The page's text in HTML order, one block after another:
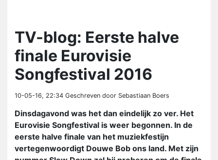
TV-blog: Eerste halve
finale Eurovisie
Songfestival 2016
10-05-16, 22:34 Geschreven door Sebastiaan Boers
Dinsdagavond was het dan eindelijk zo ver. Het
Eurovisie Songfestival is weer begonnen. In de
eerste halve finale van het muziekfestijn
vertegenwoordigt Douwe Bob ons land. Met zijn